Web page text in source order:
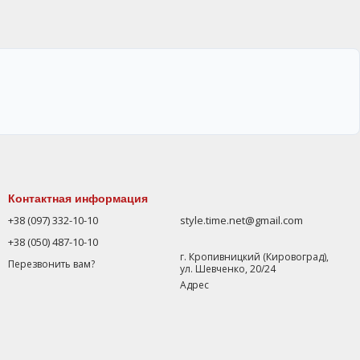
Контактная информация
+38 (097) 332-10-10
+38 (050) 487-10-10
Перезвонить вам?
style.time.net@gmail.com
г. Кропивницкий (Кировоград),
ул. Шевченко, 20/24
Адрес